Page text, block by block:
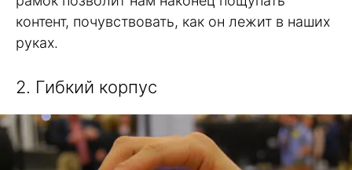
контент, почувствовать, как он лежит в наших
руках.
2. Гибкий корпус